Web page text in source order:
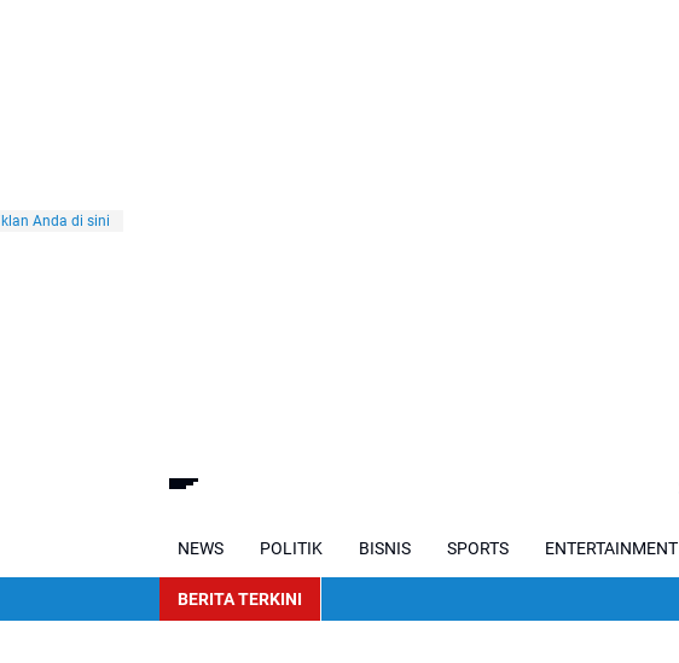
NEWS POLITIK BISNIS SPORTS ENTERTAINMENT
BERITA TERKINI
Anda di sini